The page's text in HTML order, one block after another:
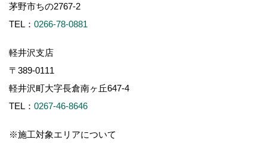
茅野市ちの2767-2
TEL： 0266-78-0881
軽井沢支店
〒389-0111
軽井沢町大字長倉南ヶ丘647-4
TEL： 0267-46-8646
※施工対象エリアについて